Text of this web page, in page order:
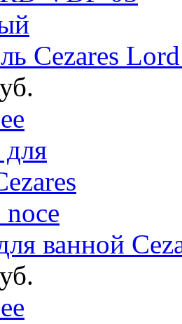
Cezares
ванной